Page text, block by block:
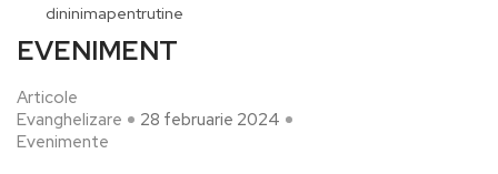
dininimapentrutine
EVENIMENT
Articole
Evanghelizare
Evenimente
28 februarie 2024